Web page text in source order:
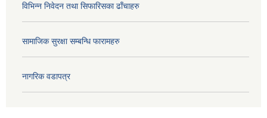
विभिन्न निवेदन तथा सिफारिसका ढाँचाहरु
सामाजिक सुरक्षा सम्बन्धि फारामहरु
नागरिक वडापत्र